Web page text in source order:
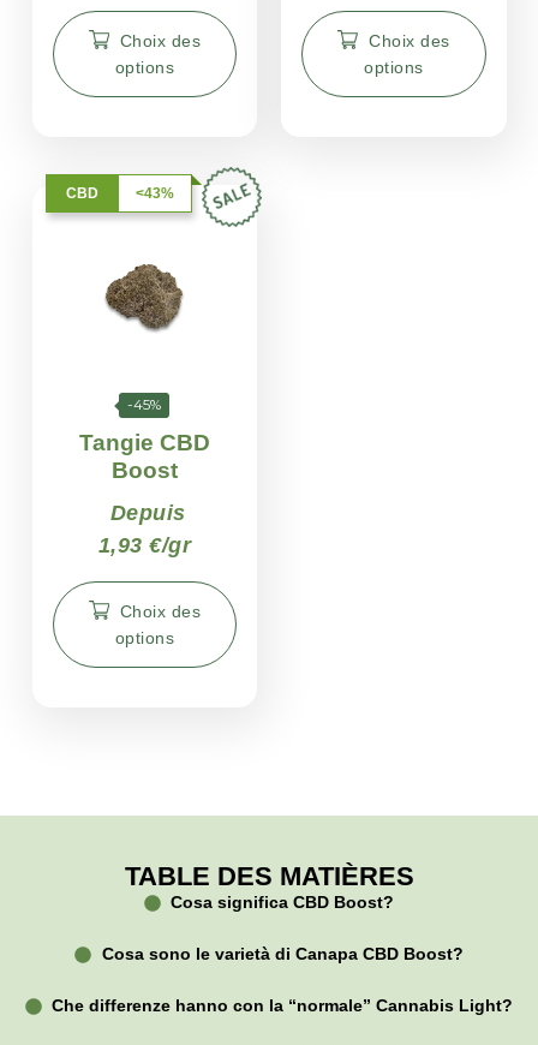
Choix des
options
Choix des
options
CBD <43%
-45%
Tangie CBD
Boost
Depuis
1,93 €/gr
Choix des
options
TABLE DES MATIÈRES
Cosa significa CBD Boost?
Cosa sono le varietà di Canapa CBD Boost?
Che differenze hanno con la “normale” Cannabis Light?